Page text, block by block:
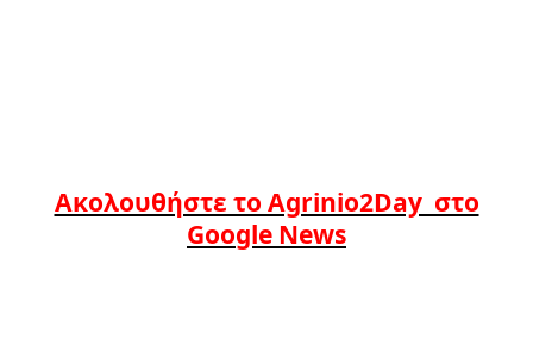
Ακολουθήστε το Agrinio2Day στο
Google News